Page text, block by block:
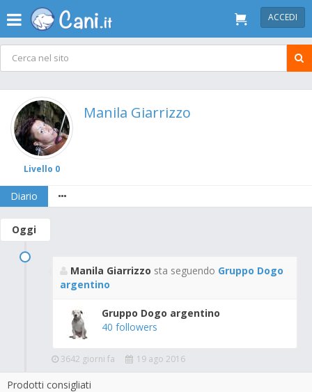
ACCEDI
Livello 0
Manila Giarrizzo
Diario
Oggi
Manila Giarrizzo sta seguendo Gruppo Dogo
argentino
Gruppo Dogo argentino
40 followers
3642 giorni fa 19 ago 2016
Prodotti consigliati